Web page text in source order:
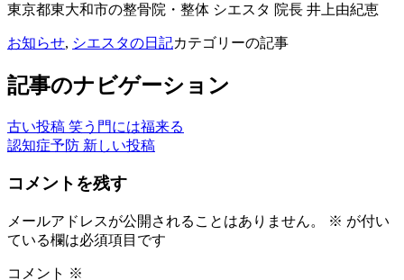
東京都東大和市の整骨院・整体 シエスタ 院長 井上由紀恵
お知らせ, シエスタの日記カテゴリーの記事
記事のナビゲーション
古い投稿 笑う門には福来る
認知症予防 新しい投稿
コメントを残す
メールアドレスが公開されることはありません。 ※ が付い
ている欄は必須項目です
コメント ※